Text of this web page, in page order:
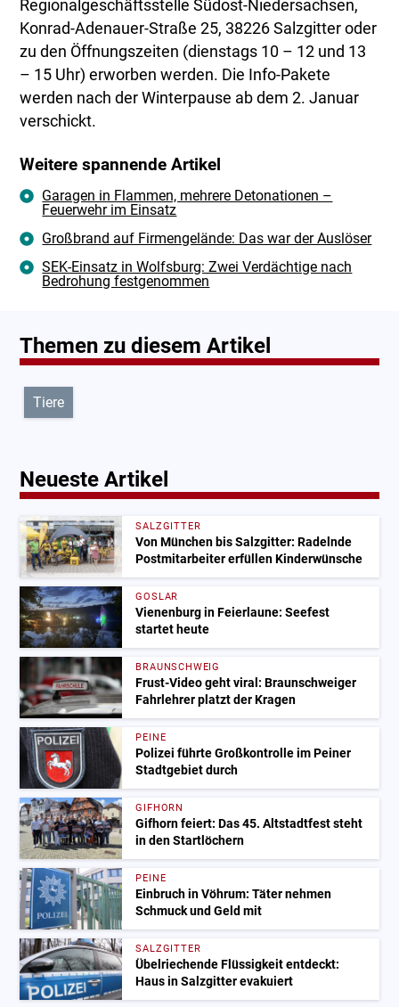
Regionalgeschäftsstelle Südost-Niedersachsen,
Konrad-Adenauer-Straße 25, 38226 Salzgitter oder
zu den Öffnungszeiten (dienstags 10 – 12 und 13
– 15 Uhr) erworben werden. Die Info-Pakete
werden nach der Winterpause ab dem 2. Januar
verschickt.
Weitere spannende Artikel
Garagen in Flammen, mehrere Detonationen –
Feuerwehr im Einsatz
Großbrand auf Firmengelände: Das war der Auslöser
SEK-Einsatz in Wolfsburg: Zwei Verdächtige nach
Bedrohung festgenommen
Themen zu diesem Artikel
Tiere
Neueste Artikel
SALZGITTER
Von München bis Salzgitter: Radelnde
Postmitarbeiter erfüllen Kinderwünsche
GOSLAR
Vienenburg in Feierlaune: Seefest
startet heute
BRAUNSCHWEIG
Frust-Video geht viral: Braunschweiger
Fahrlehrer platzt der Kragen
PEINE
Polizei führte Großkontrolle im Peiner
Stadtgebiet durch
GIFHORN
Gifhorn feiert: Das 45. Altstadtfest steht
in den Startlöchern
PEINE
Einbruch in Vöhrum: Täter nehmen
Schmuck und Geld mit
SALZGITTER
Übelriechende Flüssigkeit entdeckt:
Haus in Salzgitter evakuiert